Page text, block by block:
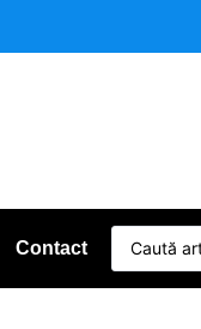
Contact